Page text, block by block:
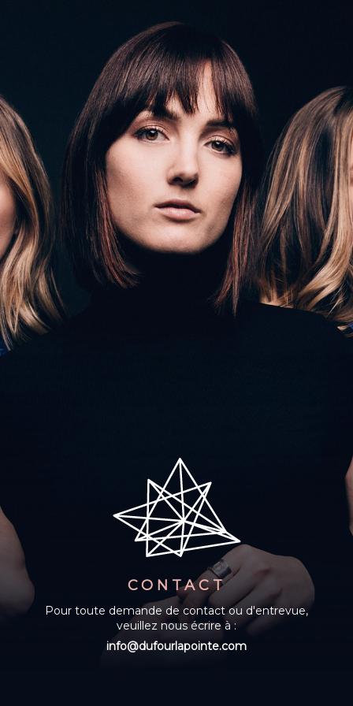
CONTACT
Pour toute demande de contact ou d'entrevue,
veuillez nous écrire à :
info@dufourlapointe.com